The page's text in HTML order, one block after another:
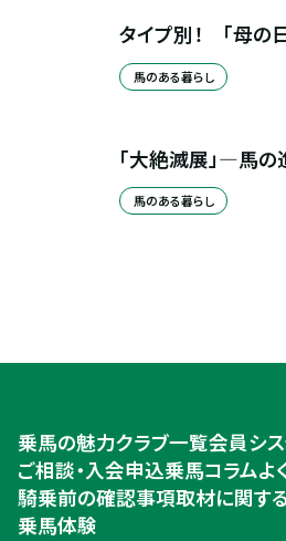
タイプ別！　「母の
馬のある暮らし
「大絶滅展」—馬
馬のある暮らし
入会のご相談・申込
ご相談・入会申込
乗馬の魅力クラブ一覧会員シ
ご相談・入会申込乗馬コラムよ
騎乗前の確認事項取材に関す
乗馬体験